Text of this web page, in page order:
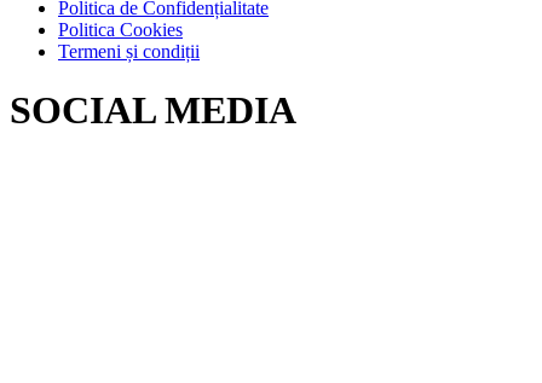
Politica de Confidențialitate
Politica Cookies
Termeni și condiții
SOCIAL MEDIA